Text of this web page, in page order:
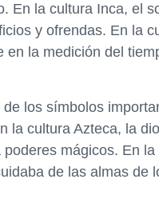
En la cultura Inca, el
y ofrendas. En la
en la medición del
de los símbolos
la cultura Azteca, la
mágicos. En
de las almas de